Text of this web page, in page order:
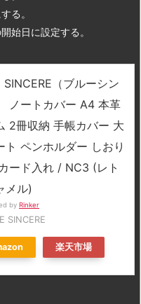
る。
始日に設定する。
SINCERE（ブルーシン
ノートカバー A4 本革
2冊収納 手帳カバー 大
ト ペンホルダー しおり
ード入れ / NC3 (レト
メル)
by Rinker
SINCERE
楽天市場